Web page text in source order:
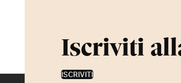
Iscriviti
ISCRIVITI